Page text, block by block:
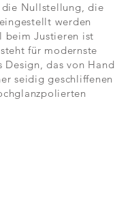
die Nullstellung, die
werden
beim Justieren ist
für modernste
das von Hand
seidig geschliffenen